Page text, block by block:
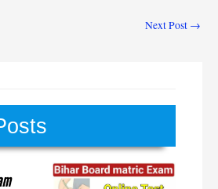
Next Post →